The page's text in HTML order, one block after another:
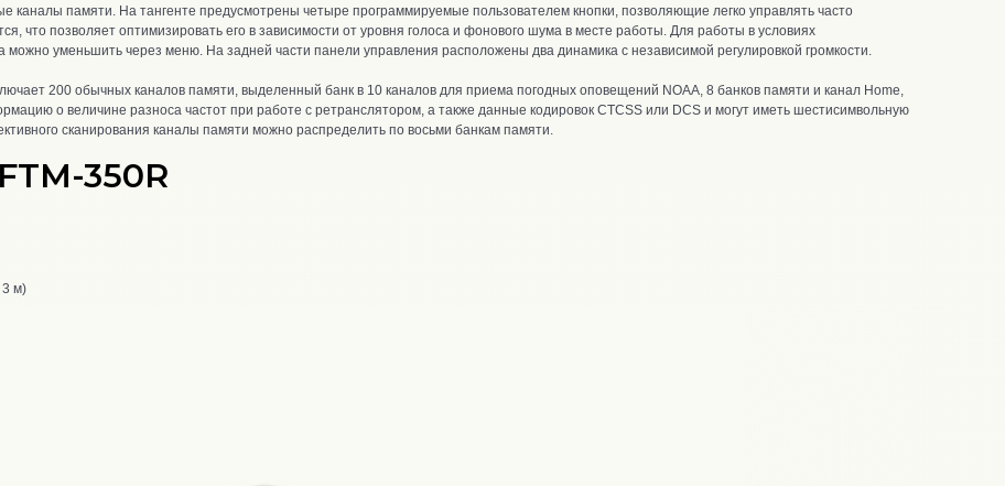
каналы памяти. На тангенте предусмотрены четыре программируемые пользователем кнопки, позволяющие легко управлять часто
что позволяет оптимизировать его в зависимости от уровня голоса и фонового шума в месте работы. Для работы в условиях
уменьшить через меню. На задней части панели управления расположены два динамика с независимой регулировкой громкости.
200 обычных каналов памяти, выделенный банк в 10 каналов для приема погодных оповещений NOAA, 8 банков памяти и канал Home,
о величине разноса частот при работе с ретранслятором, а также данные кодировок CTCSS или DCS и могут иметь шестисимвольную
сканирования каналы памяти можно распределить по восьми банкам памяти.
350R
3 м)